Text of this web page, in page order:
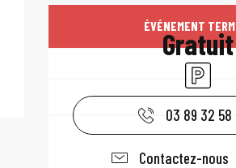
ÉVÉNEMENT
Gratuit
Parking
03 89 32 58
Contactez-nous